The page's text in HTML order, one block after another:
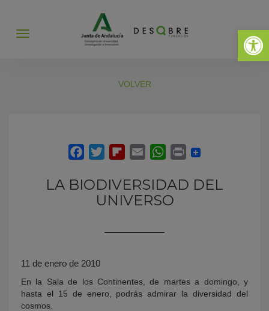
Abrir
Abrir
VOLVER
LA BIODIVERSIDAD DEL
UNIVERSO
11 de enero de 2010
En la Sala de los Continentes, de martes a domingo, y
hasta el 15 de enero, podrás admirar la diversidad del
cosmos.